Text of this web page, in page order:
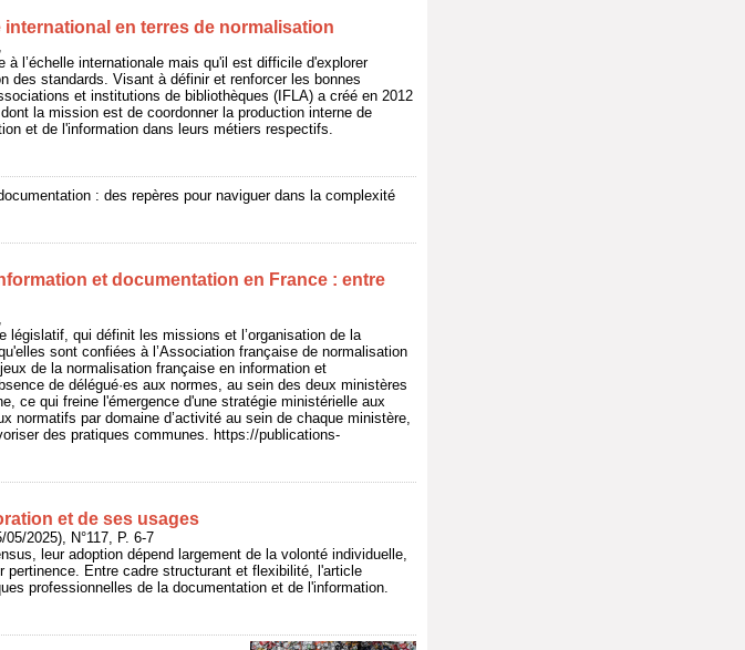
en terres de normalisation
l’échelle internationale mais qu'il est difficile d'explorer
des standards. Visant à définir et renforcer les bonnes
et institutions de bibliothèques (IFLA) a créé en 2012
la mission est de coordonner la production interne de
et de l'information dans leurs métiers respectifs.
: des repères pour naviguer dans la complexité
et documentation en France : entre
législatif, qui définit les missions et l’organisation de la
sont confiées à l’Association française de normalisation
de la normalisation française en information et
de délégué·es aux normes, au sein des deux ministères
ce qui freine l'émergence d'une stratégie ministérielle aux
normatifs par domaine d’activité au sein de chaque ministère,
des pratiques communes. https://publications-
et de ses usages
2025), N°117, P. 6-7
leur adoption dépend largement de la volonté individuelle,
Entre cadre structurant et flexibilité, l'article
professionnelles de la documentation et de l'information.